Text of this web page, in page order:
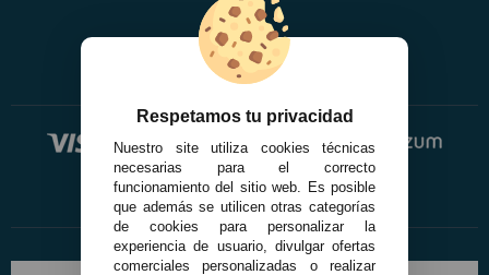
Respetamos tu privacidad
Nuestro site utiliza cookies técnicas
necesarias para el correcto
funcionamiento del sitio web. Es posible
que además se utilicen otras categorías
de cookies para personalizar la
experiencia de usuario, divulgar ofertas
comerciales personalizadas o realizar